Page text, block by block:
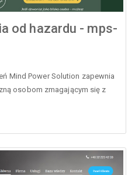
od hazardu - mps-
Mind Power Solution zapewnia
osobom zmagającym się z